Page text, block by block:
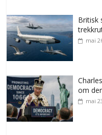
Britisk
mai
om
mai